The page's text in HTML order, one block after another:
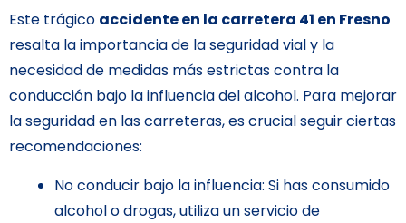
Este trágico accidente en la carretera 41 en Fresno
resalta la importancia de la seguridad vial y la
necesidad de medidas más estrictas contra la
conducción bajo la influencia del alcohol. Para mejorar
la seguridad en las carreteras, es crucial seguir ciertas
recomendaciones:
No conducir bajo la influencia: Si has consumido
alcohol o drogas, utiliza un servicio de